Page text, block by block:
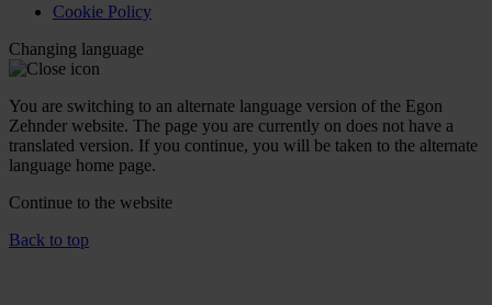
Cookie Policy
Changing language
You are switching to an alternate language version of the Egon
Zehnder website. The page you are currently on does not have a
translated version. If you continue, you will be taken to the alternate
language home page.
Continue to the website
Back to top